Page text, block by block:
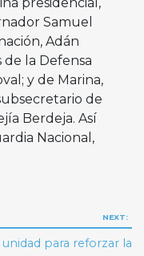
Samuel
Adán
la Defensa
y de Marina,
de
Berdeja. Así
Nacional,
NEXT:
unidad para reforzar la